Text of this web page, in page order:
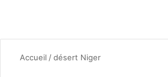
Accueil /désert Niger